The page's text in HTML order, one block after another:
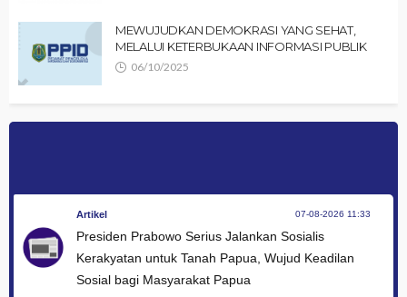
MEWUJUDKAN DEMOKRASI YANG SEHAT,
MELALUI KETERBUKAAN INFORMASI PUBLIK
06/10/2025
Artikel 07-08-2026 11:33
Presiden Prabowo Serius Jalankan Sosialis
Kerakyatan untuk Tanah Papua, Wujud Keadilan
Sosial bagi Masyarakat Papua